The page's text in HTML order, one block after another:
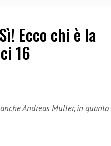
Ecco chi è la
16
Andreas Muller, in quanto